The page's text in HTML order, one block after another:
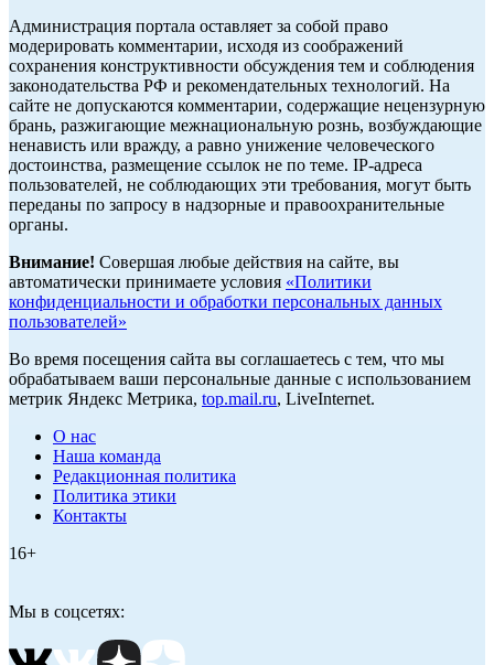
Администрация портала оставляет за собой право
модерировать комментарии, исходя из соображений
сохранения конструктивности обсуждения тем и соблюдения
законодательства РФ и рекомендательных технологий. На
сайте не допускаются комментарии, содержащие нецензурную
брань, разжигающие межнациональную рознь, возбуждающие
ненависть или вражду, а равно унижение человеческого
достоинства, размещение ссылок не по теме. IP-адреса
пользователей, не соблюдающих эти требования, могут быть
переданы по запросу в надзорные и правоохранительные
органы.
Внимание! Совершая любые действия на сайте, вы
автоматически принимаете условия «Политики
конфиденциальности и обработки персональных данных
пользователей»
Во время посещения сайта вы соглашаетесь с тем, что мы
обрабатываем ваши персональные данные с использованием
метрик Яндекс Метрика, top.mail.ru, LiveInternet.
О нас
Наша команда
Редакционная политика
Политика этики
Контакты
16+
Мы в соцсетях: